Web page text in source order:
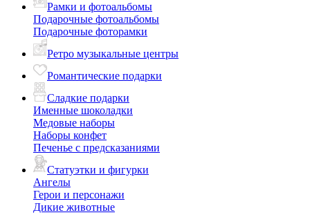
Рамки и фотоальбомы
Подарочные фотоальбомы
Подарочные фоторамки
Ретро музыкальные центры
Романтические подарки
Сладкие подарки
Именные шоколадки
Медовые наборы
Наборы конфет
Печенье с предсказаниями
Статуэтки и фигурки
Ангелы
Герои и персонажи
Дикие животные